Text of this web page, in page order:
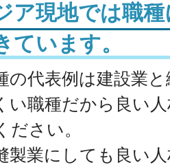
ア現地では職
ています。
の代表例は建設業
い職種だから良い
さい。
製業にしても良い